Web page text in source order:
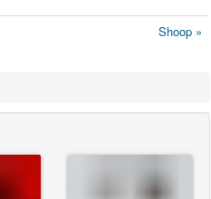
Shoop »